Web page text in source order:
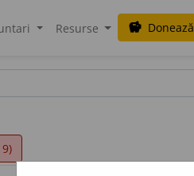
Resurse savings Donează